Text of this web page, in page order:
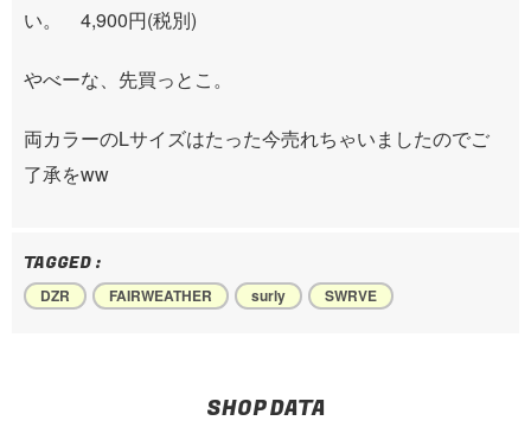
い。 4,900円(税別)
やべーな、先買っとこ。
両カラーのLサイズはたった今売れちゃいましたのでご
了承をww
TAGGED :
DZR FAIRWEATHER surly SWRVE
SHOP DATA